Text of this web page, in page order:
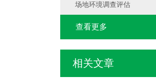
场地环境调查评估
查看更多
相关文章